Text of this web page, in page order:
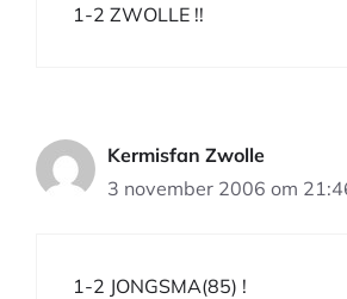
1-2 ZWOLLE !!
Kermisfan Zwolle
3 november 2006 om
1-2 JONGSMA(85) !